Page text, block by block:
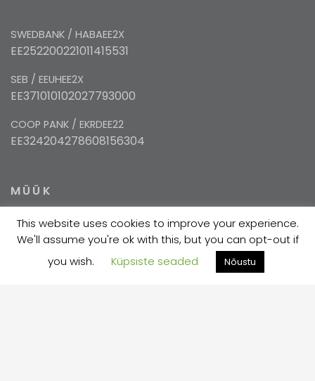
SWEDBANK / HABAEE2X
EE252200221011415531
SEB / EEUHEE2X
EE371010102027793000
COOP PANK / EKRDEE22
EE324204278608156304
MÜÜK
+372 5354 1447
This website uses cookies to improve your experience.
We'll assume you're ok with this, but you can opt-out if
you wish.
Küpsiste seaded Nõustu